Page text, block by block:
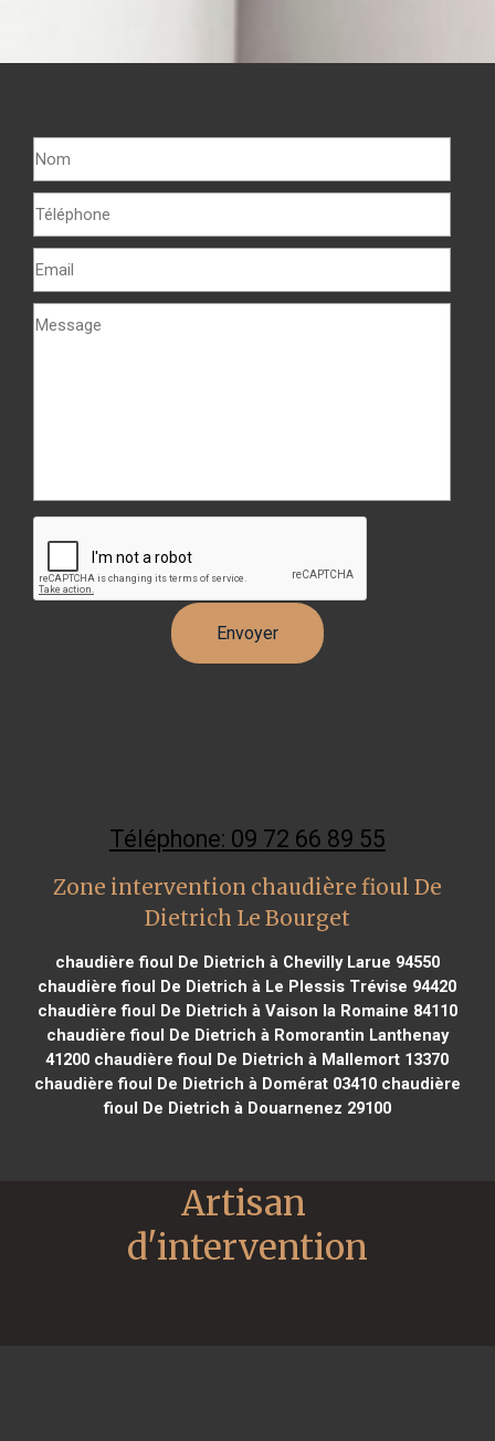
Téléphone: 09 72 66 89 55
Zone intervention chaudière fioul De
Dietrich Le Bourget
chaudière fioul De Dietrich à Chevilly Larue 94550
chaudière fioul De Dietrich à Le Plessis Trévise 94420
chaudière fioul De Dietrich à Vaison la Romaine 84110
chaudière fioul De Dietrich à Romorantin Lanthenay
41200 chaudière fioul De Dietrich à Mallemort 13370
chaudière fioul De Dietrich à Domérat 03410chaudière
fioul De Dietrich à Douarnenez 29100
Artisan
d'intervention